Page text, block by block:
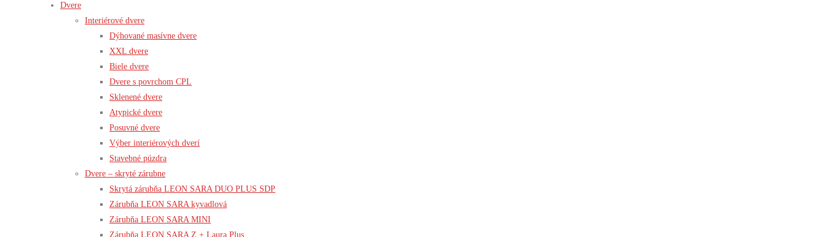
Dvere
Interiérové dvere
Dýhované masívne dvere
XXL dvere
Biele dvere
Dvere s povrchom CPL
Sklenené dvere
Atypické dvere
Posuvné dvere
Výber interiérových dverí
Stavebné púzdra
Dvere – skryté zárubne
Skrytá zárubňa LEON SARA DUO PLUS SDP
Zárubňa LEON SARA kyvadlová
Zárubňa LEON SARA MINI
Zárubňa LEON SARA Z + Laura Plus